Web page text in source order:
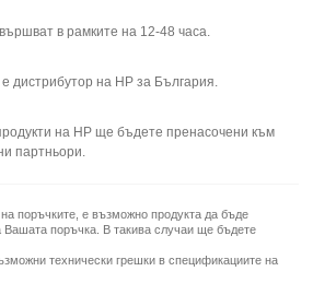
в рамките на 12-48 часа.
дистрибутор на HP за България.
на HP ще бъдете пренасочени към
партньори.
поръчките, е възможно продукта да бъде
Вашата поръчка. В такива случаи ще бъдете
технически грешки в спецификациите на